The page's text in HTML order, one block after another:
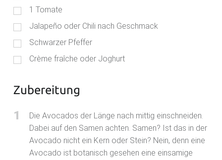
1 Tomate
Jalapeño oder Chili nach Geschmack
Schwarzer Pfeffer
Crème fraîche oder Joghurt
Zubereitung
1
Die Avocados der Länge nach mittig einschneiden.
Dabei auf den Samen achten. Samen? Ist das in der
Avocado nicht ein Kern oder Stein? Nein, denn eine
Avocado ist botanisch gesehen eine einsamige